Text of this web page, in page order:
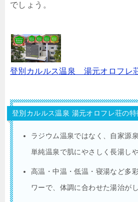
でしょう。
登別カルルス温泉 湯元オロフレ
登別カルルス温泉 湯元オロフレ荘の特
ラジウム温泉ではなく、自家源
単純温泉で肌にやさしく長湯し
高温・中温・低温・寝湯など多
ワーで、体調に合わせた湯治が